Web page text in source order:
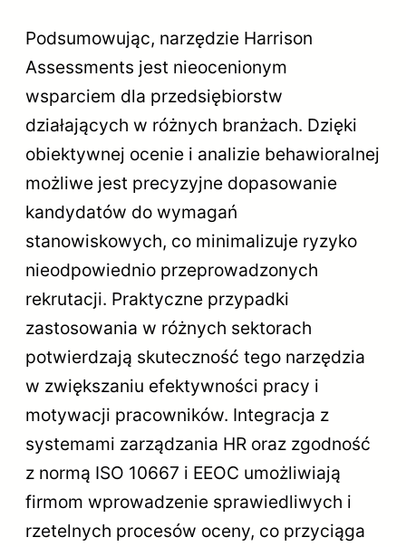
Podsumowując, narzędzie Harrison
Assessments jest nieocenionym
wsparciem dla przedsiębiorstw
działających w różnych branżach. Dzięki
obiektywnej ocenie i analizie behawioralnej
możliwe jest precyzyjne dopasowanie
kandydatów do wymagań
stanowiskowych, co minimalizuje ryzyko
nieodpowiednio przeprowadzonych
rekrutacji. Praktyczne przypadki
zastosowania w różnych sektorach
potwierdzają skuteczność tego narzędzia
w zwiększaniu efektywności pracy i
motywacji pracowników. Integracja z
systemami zarządzania HR oraz zgodność
z normą ISO 10667 i EEOC umożliwiają
firmom wprowadzenie sprawiedliwych i
rzetelnych procesów oceny, co przyciąga